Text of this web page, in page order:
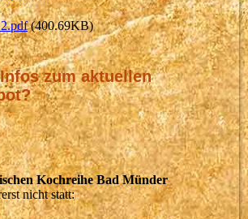
(400.69KB)
zum aktuellen
Kochreihe Bad Münder
nicht statt: